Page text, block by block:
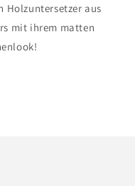
Holzuntersetzer aus
mit ihrem matten